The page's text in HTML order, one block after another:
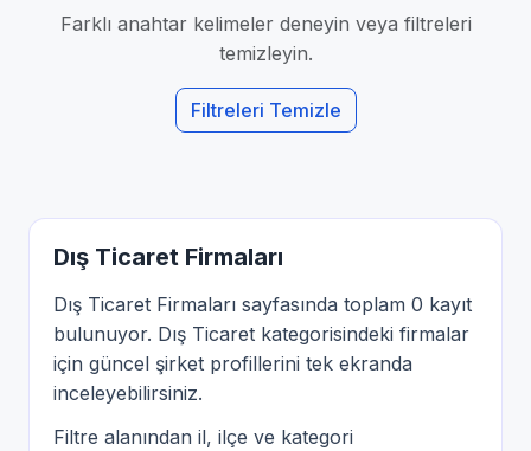
Farklı anahtar kelimeler deneyin veya filtreleri
temizleyin.
Filtreleri Temizle
Dış Ticaret Firmaları
Dış Ticaret Firmaları sayfasında toplam 0 kayıt
bulunuyor. Dış Ticaret kategorisindeki firmalar
için güncel şirket profillerini tek ekranda
inceleyebilirsiniz.
Filtre alanından il, ilçe ve kategori